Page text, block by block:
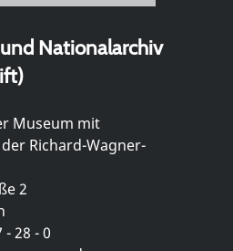
Nationalarchiv
Museum mit
Richard-Wagner-
2
- 28 - 0